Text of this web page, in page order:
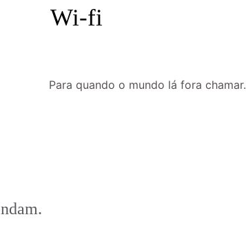
Wi-fi
Para quando o mundo lá fora chamar.